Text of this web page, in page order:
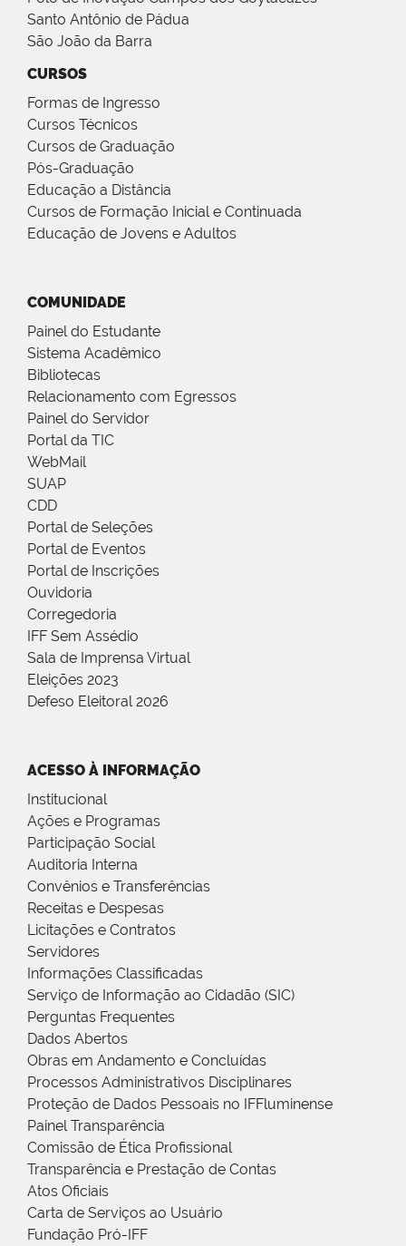
Santo Antônio de Pádua
São João da Barra
CURSOS
Formas de Ingresso
Cursos Técnicos
Cursos de Graduação
Pós-Graduação
Educação a Distância
Cursos de Formação Inicial e Continuada
Educação de Jovens e Adultos
COMUNIDADE
Painel do Estudante
Sistema Acadêmico
Bibliotecas
Relacionamento com Egressos
Painel do Servidor
Portal da TIC
WebMail
SUAP
CDD
Portal de Seleções
Portal de Eventos
Portal de Inscrições
Ouvidoria
Corregedoria
IFF Sem Assédio
Sala de Imprensa Virtual
Eleições 2023
Defeso Eleitoral 2026
ACESSO À INFORMAÇÃO
Institucional
Ações e Programas
Participação Social
Auditoria Interna
Convênios e Transferências
Receitas e Despesas
Licitações e Contratos
Servidores
Informações Classificadas
Serviço de Informação ao Cidadão (SIC)
Perguntas Frequentes
Dados Abertos
Obras em Andamento e Concluídas
Processos Administrativos Disciplinares
Proteção de Dados Pessoais no IFFluminense
Painel Transparência
Comissão de Ética Profissional
Transparência e Prestação de Contas
Atos Oficiais
Carta de Serviços ao Usuário
Fundação Pró-IFF